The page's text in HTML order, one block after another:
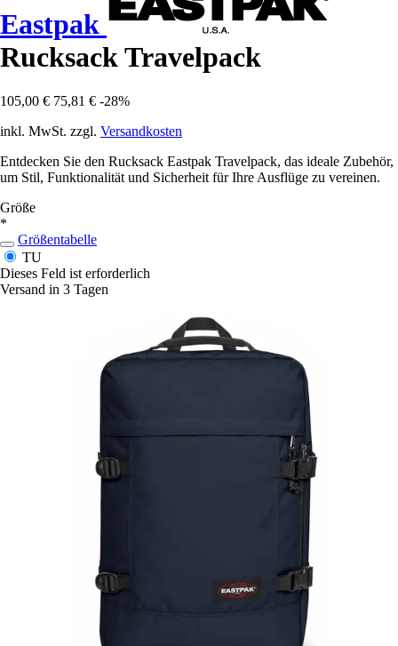
Eastpak
Rucksack Travelpack
105,00 € 75,81 € -28%
inkl. MwSt. zzgl. Versandkosten
Entdecken Sie den Rucksack Eastpak Travelpack, das ideale Zubehör,
um Stil, Funktionalität und Sicherheit für Ihre Ausflüge zu vereinen.
Größe
*
Größentabelle
TU
Dieses Feld ist erforderlich
Versand in 3 Tagen